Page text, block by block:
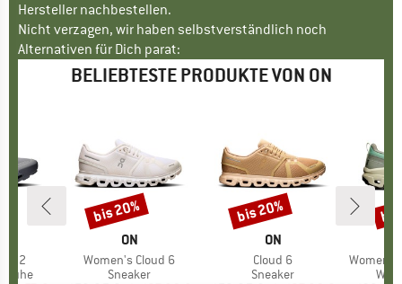
Hersteller nachbestellen.
Nicht verzagen, wir haben selbstverständlich noch
Alternativen für Dich parat:
BELIEBTESTE PRODUKTE VON ON
2
MARKE
ON
Artikel
Women's Cloud 6
Produktgruppe
Sneaker
Rabatt
bis 20%
MARKE
ON
Artikel
Cloud 6
Produktgruppe
Sneaker
Rabatt
bis 20%
Artikel
Women's